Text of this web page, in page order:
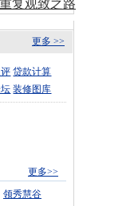
复观致之路
更多 >>
贷款计算
装修图库
更多>>
领秀慧谷